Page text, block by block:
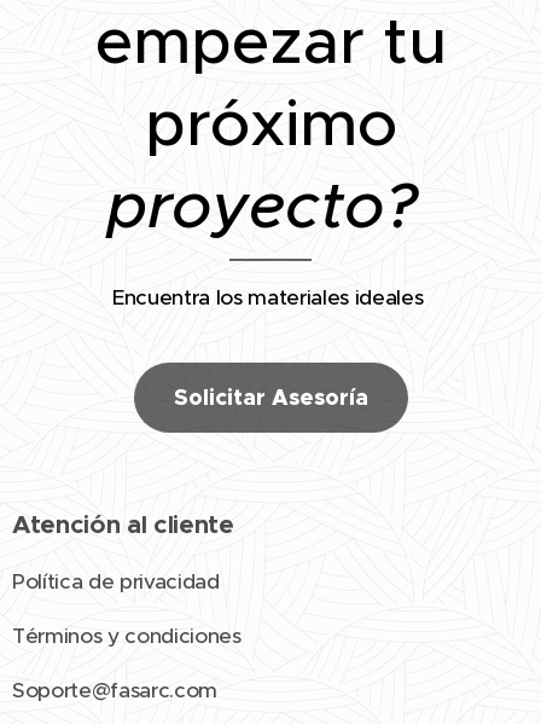
empezar tu
próximo
proyecto?
Encuentra los materiales ideales
Solicitar Asesoría
Atención al cliente
Política de privacidad
Términos y condiciones
Soporte@fasarc.com